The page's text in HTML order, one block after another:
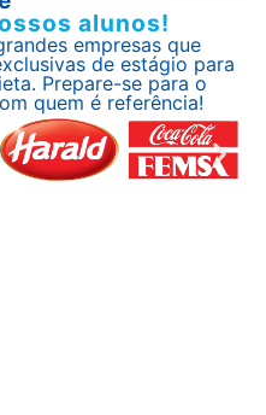
alunos!
empresas que
de estágio para
Prepare-se para o
quem é referência!